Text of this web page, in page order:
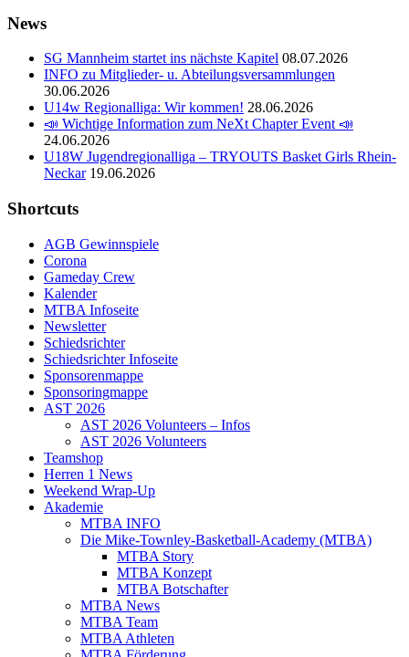
News
SG Mannheim startet ins nächste Kapitel 08.07.2026
INFO zu Mitglieder- u. Abteilungsversammlungen
30.06.2026
U14w Regionalliga: Wir kommen! 28.06.2026
📣 Wichtige Information zum NeXt Chapter Event 📣
24.06.2026
U18W Jugendregionalliga – TRYOUTS Basket Girls Rhein-
Neckar 19.06.2026
Shortcuts
AGB Gewinnspiele
Corona
Gameday Crew
Kalender
MTBA Infoseite
Newsletter
Schiedsrichter
Schiedsrichter Infoseite
Sponsorenmappe
Sponsoringmappe
AST 2026
AST 2026 Volunteers – Infos
AST 2026 Volunteers
Teamshop
Herren 1 News
Weekend Wrap-Up
Akademie
MTBA INFO
Die Mike-Townley-Basketball-Academy (MTBA)
MTBA Story
MTBA Konzept
MTBA Botschafter
MTBA News
MTBA Team
MTBA Athleten